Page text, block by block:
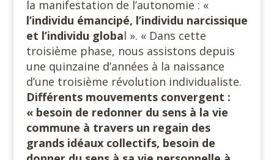
la manifestation de l’autonomie : «
l’individu émancipé, l’individu narcissique
et l’individu global ». « Dans cette
troisième phase, nous assistons depuis
une quinzaine d’années à la naissance
d’une troisième révolution individualiste.
Différents mouvements convergent :
« besoin de redonner du sens à la vie
commune à travers un regain des
grands idéaux collectifs, besoin de